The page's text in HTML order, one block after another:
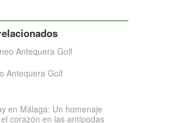
Antequera Golf